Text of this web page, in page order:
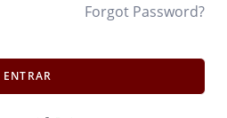
Forgot Password?
ENTRAR